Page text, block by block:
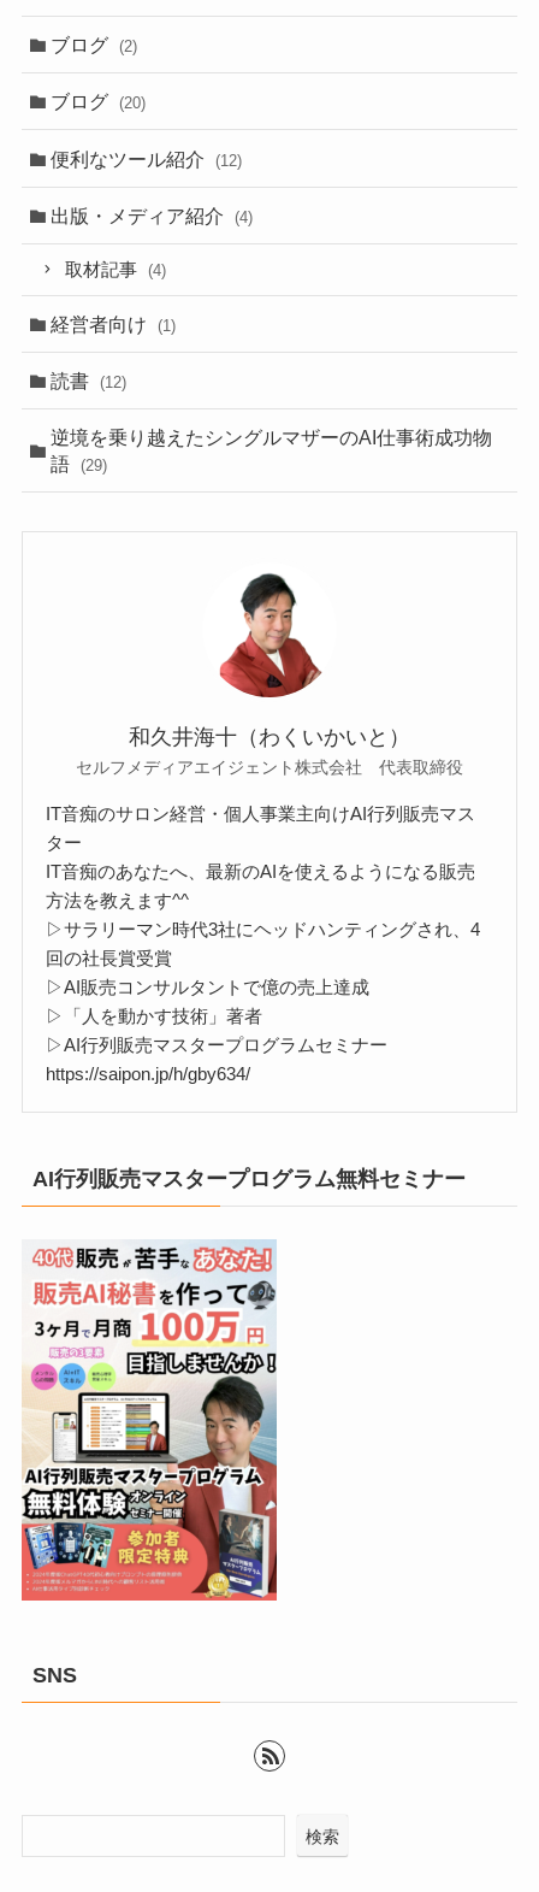
ブログ (2)
ブログ (20)
便利なツール紹介 (12)
出版・メディア紹介 (4)
取材記事 (4)
経営者向け (1)
読書 (12)
逆境を乗り越えたシングルマザーのAI仕事術成功物
語
(29)
和久井海十（わくいかいと）
セルフメディアエイジェント株式会社 代表取締役
IT音痴のサロン経営・個人事業主向けAI行列販売マス
ター
IT音痴のあなたへ、最新のAIを使えるようになる販売
方法を教えます^^
▷サラリーマン時代3社にヘッドハンティングされ、4
回の社長賞受賞
▷AI販売コンサルタントで億の売上達成
▷「人を動かす技術」著者
▷AI行列販売マスタープログラムセミナー
https://saipon.jp/h/gby634/
AI行列販売マスタープログラム無料セミナー
SNS
検索